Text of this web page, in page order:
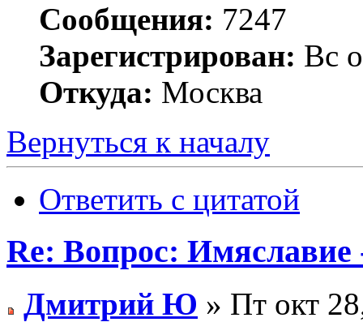
Сообщения: 7247
Зарегистрирован: Вс
Откуда: Москва
Вернуться к началу
Ответить с цитатой
Re: Вопрос: Имяславие
Дмитрий Ю » Пт окт